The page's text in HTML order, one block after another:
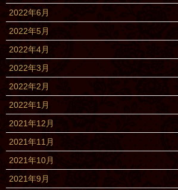
2022年6月
2022年5月
2022年4月
2022年3月
2022年2月
2022年1月
2021年12月
2021年11月
2021年10月
2021年9月